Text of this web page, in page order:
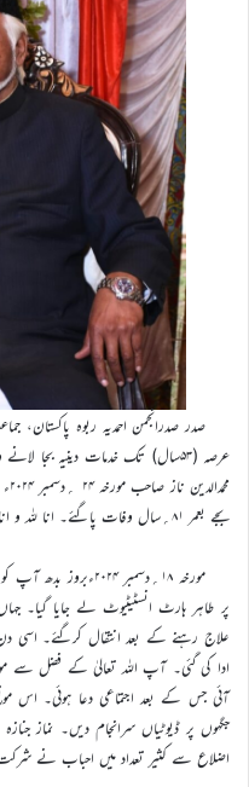
صدر صدرانجمن احمدیہ ربوہ
عرصہ (۵۳سال) تک خدمات دینیہ بجا
بجے بعمر ۸۱؍سال وفات پاگئے۔ انا للہ و انا الیہ راجعون
مورخہ ۱۸؍دسمبر
علاج رہنے کے بعد انتقال کرگئے۔ اسی
ادا کی گئی۔ آپ اللہ تعالیٰ کے فضل سے
آئی جس کے بعد اجتماعی دعا ہوئی۔ اس
جگہوں پر ڈیوٹیاں سرانجام دیں۔ نماز
اضلاع سے کثیر تعداد میں احباب نے